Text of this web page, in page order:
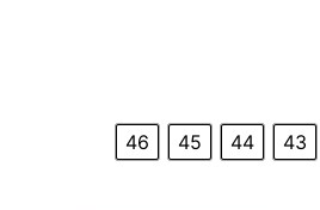
43
44
45
46